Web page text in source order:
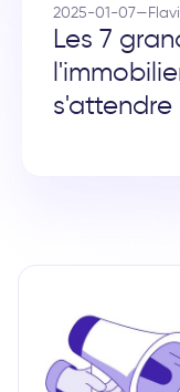
2025-01-07—
Les 7
s'attendre